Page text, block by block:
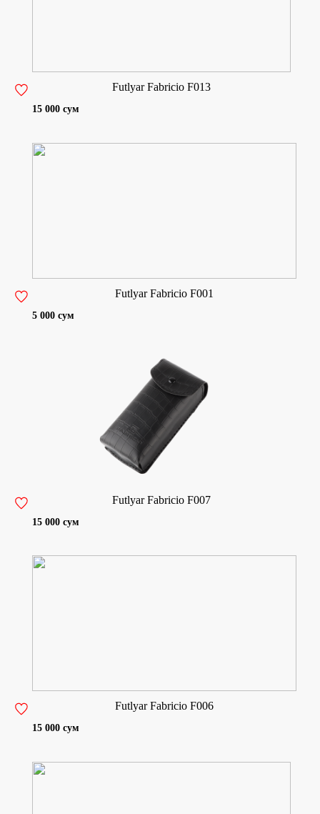
Futlyar Fabricio F013
15 000 сум
Futlyar Fabricio F001
5 000 сум
Futlyar Fabricio F007
15 000 сум
Futlyar Fabricio F006
15 000 сум